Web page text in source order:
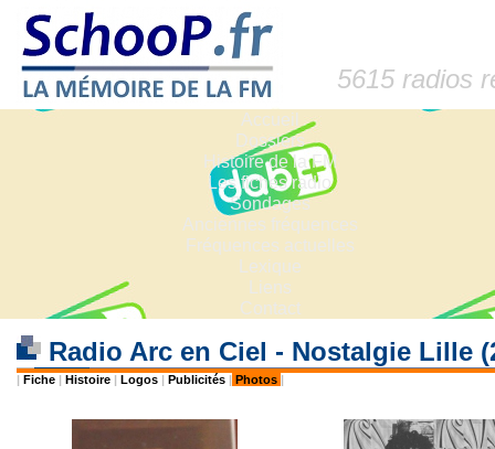
5615 radios
Accueil
Dossiers
Histoire de la FM
Les fiches radio
Sondages
Anciennes fréquences
Fréquences actuelles
Lexique
Liens
Contact
Radio Arc en Ciel - Nostalgie Lille
| Fiche | Histoire | Logos | Publicités | Photos |